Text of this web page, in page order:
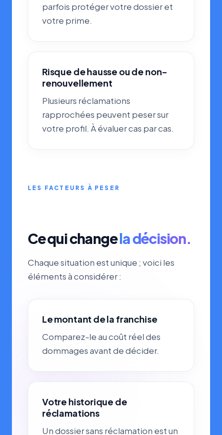
parfois protéger votre dossier et
votre prime.
Risque de hausse ou de non-
renouvellement
Plusieurs réclamations
rapprochées peuvent peser sur
votre profil. À évaluer cas par cas.
LES FACTEURS À PESER
Ce qui changela décision.
Chaque situation est unique ; voici les
éléments à considérer :
Le montant de la franchise
Comparez-le au coût réel des
dommages avant de décider.
Votre historique de
réclamations
Un dossier sans réclamation est un